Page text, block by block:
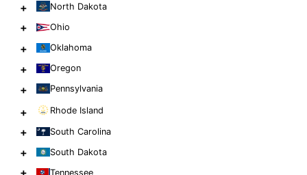
+ North Dakota
+ Ohio
+ Oklahoma
+ Oregon
+ Pennsylvania
+ Rhode Island
+ South Carolina
+ South Dakota
Tennessee